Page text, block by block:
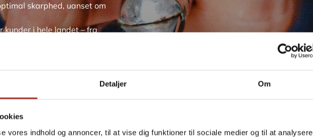
Detaljer Om
vores indhold og annoncer, til at vise dig funktioner til sociale medier og til at analysere
skarphed, uanset om
kunder i hele landet – fra